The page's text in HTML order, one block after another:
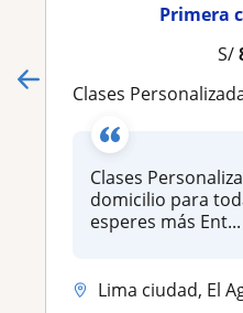
Primera
S/
Clases Personalizadas de Boxeo a domicilio para todas las
Clases
domicilio para
esperes más Ent...
Lima ciudad, El